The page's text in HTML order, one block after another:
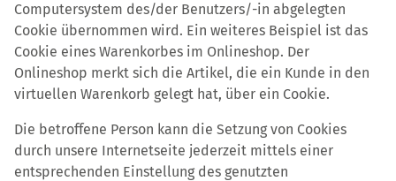
Computersystem des/der Benutzers/-in abgelegten
Cookie übernommen wird. Ein weiteres Beispiel ist das
Cookie eines Warenkorbes im Onlineshop. Der
Onlineshop merkt sich die Artikel, die ein Kunde in den
virtuellen Warenkorb gelegt hat, über ein Cookie.
Die betroffene Person kann die Setzung von Cookies
durch unsere Internetseite jederzeit mittels einer
entsprechenden Einstellung des genutzten